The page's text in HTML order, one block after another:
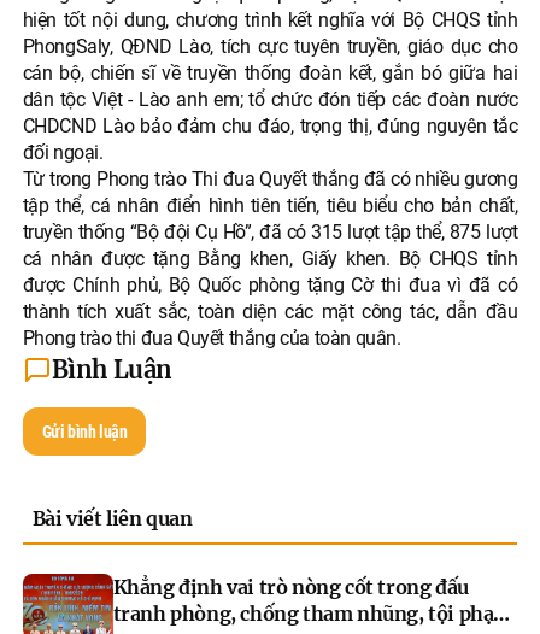
hiện tốt nội dung, chương trình kết nghĩa với Bộ CHQS tỉnh
PhongSaly, QĐND Lào, tích cực tuyên truyền, giáo dục cho
cán bộ, chiến sĩ về truyền thống đoàn kết, gắn bó giữa hai
dân tộc Việt - Lào anh em; tổ chức đón tiếp các đoàn nước
CHDCND Lào bảo đảm chu đáo, trọng thị, đúng nguyên tắc
đối ngoại.
Từ trong Phong trào Thi đua Quyết thắng đã có nhiều gương
tập thể, cá nhân điển hình tiên tiến, tiêu biểu cho bản chất,
truyền thống “Bộ đội Cụ Hồ”, đã có 315 lượt tập thể, 875 lượt
cá nhân được tặng Bằng khen, Giấy khen. Bộ CHQS tỉnh
được Chính phủ, Bộ Quốc phòng tặng Cờ thi đua vì đã có
thành tích xuất sắc, toàn diện các mặt công tác, dẫn đầu
Phong trào thi đua Quyết thắng của toàn quân.
Bình Luận
Gửi bình luận
Bài viết liên quan
Khẳng định vai trò nòng cốt trong đấu
tranh phòng, chống tham nhũng, tội phạm